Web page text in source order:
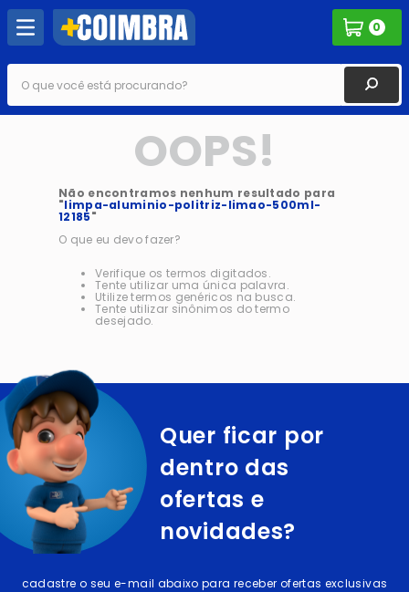
0
O que você está procurando?
OOPS!
Não encontramos nenhum resultado para
"limpa-aluminio-politriz-limao-500ml-
12185"
O que eu devo fazer?
Verifique os termos digitados.
Tente utilizar uma única palavra.
Utilize termos genéricos na busca.
Tente utilizar sinônimos do termo
desejado.
Quer ficar por
dentro das
ofertas e
novidades?
cadastre o seu e-mail abaixo para receber ofertas exclusivas